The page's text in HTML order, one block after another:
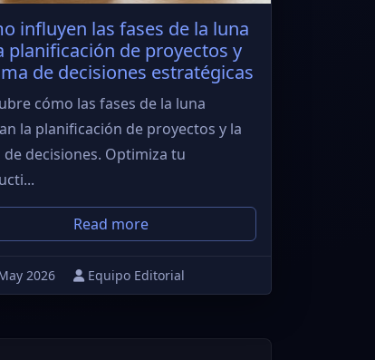
influyen las fases de la luna
planificación de proyectos y
de decisiones estratégicas
cómo las fases de la luna
la planificación de proyectos y la
decisiones. Optimiza tu
Read more
2026 Equipo Editorial